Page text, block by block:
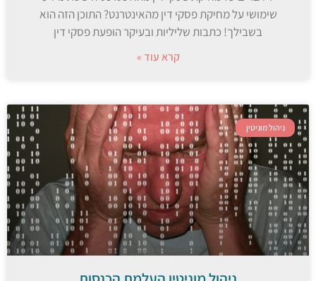
שימושי על מחיקת פסקי דין מהאינטרנט? התוכן הזה הוא
בשבילך! כתבות שליליות ובעיקר הופעת פסקי דין
קרא עוד »
ניהול מוניטין